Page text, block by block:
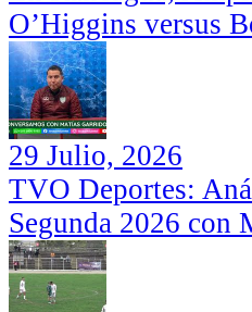
O’Higgins versus
29 Julio, 2026
TVO Deportes:
Segunda 2026 con